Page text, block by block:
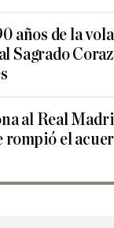
años de la
Sagrado
al Real
rompió el